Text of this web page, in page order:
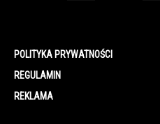
POLITYKA PRYWATNOŚCI
REGULAMIN
REKLAMA